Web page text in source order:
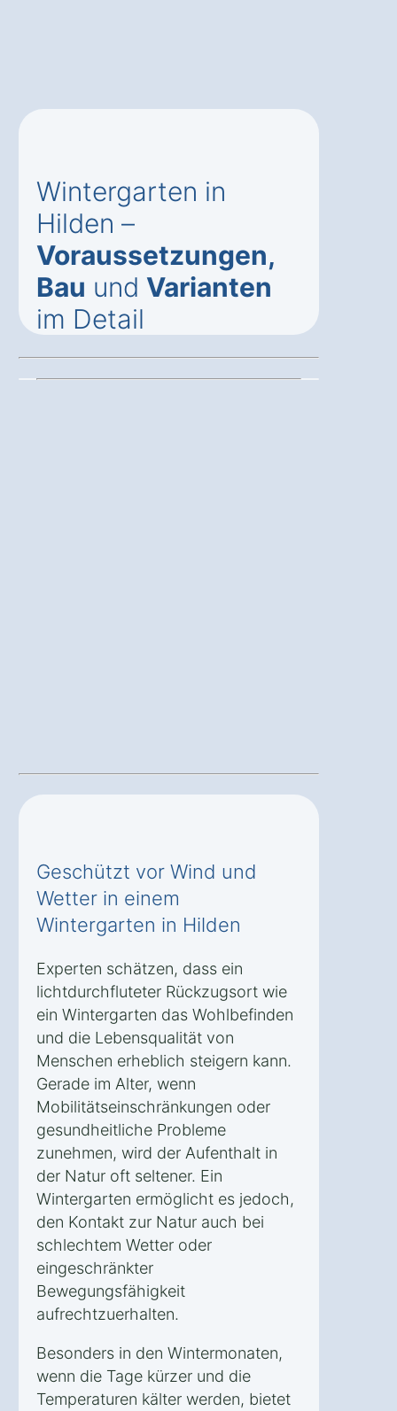
Wintergarten in
Hilden –
Voraussetzungen,
Bau und Varianten
im Detail
Geschützt vor Wind und
Wetter in einem
Wintergarten in Hilden
Experten schätzen, dass ein
lichtdurchfluteter Rückzugsort wie
ein Wintergarten das Wohlbefinden
und die Lebensqualität von
Menschen erheblich steigern kann.
Gerade im Alter, wenn
Mobilitätseinschränkungen oder
gesundheitliche Probleme
zunehmen, wird der Aufenthalt in
der Natur oft seltener. Ein
Wintergarten ermöglicht es jedoch,
den Kontakt zur Natur auch bei
schlechtem Wetter oder
eingeschränkter
Bewegungsfähigkeit
aufrechtzuerhalten.
Besonders in den Wintermonaten,
wenn die Tage kürzer und die
Temperaturen kälter werden, bietet